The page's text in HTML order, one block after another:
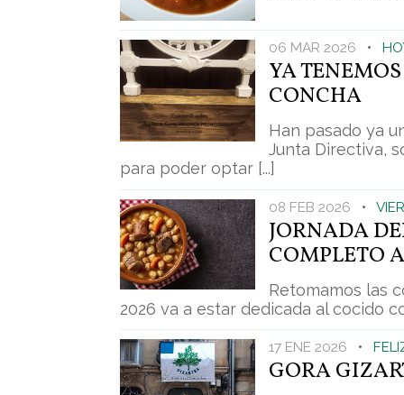
06 MAR 2026 •
YA
CONCHA
Han pasado ya
Junta Directiva,
para poder optar [...]
08 FEB 2026 •
JORNADA
COMPLETO
Retomamos las
2026 va a estar dedicada al cocido
17 ENE 2026 •
GORA